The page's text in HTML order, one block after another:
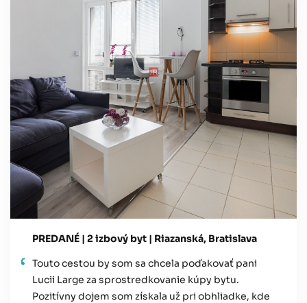
PREDANÉ | 2 izbový byt | Riazanská, Bratislava
Touto cestou by som sa chcela poďakovať pani
Lucii Large za sprostredkovanie kúpy bytu.
Pozitívny dojem som získala už pri obhliadke, kde